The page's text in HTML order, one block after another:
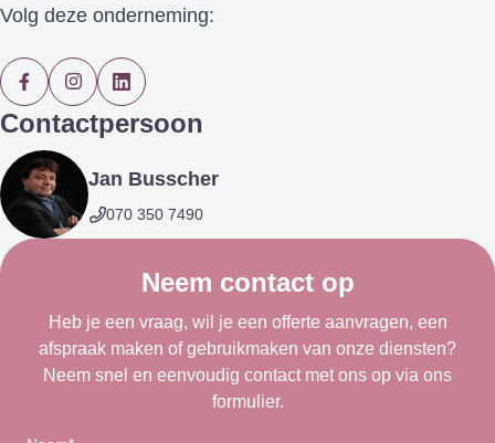
Volg deze onderneming:
Contactpersoon
Jan Busscher
070 350 7490
Neem contact op
Heb je een vraag, wil je een offerte aanvragen, een
afspraak maken of gebruikmaken van onze diensten?
Neem snel en eenvoudig contact met ons op via ons
formulier.